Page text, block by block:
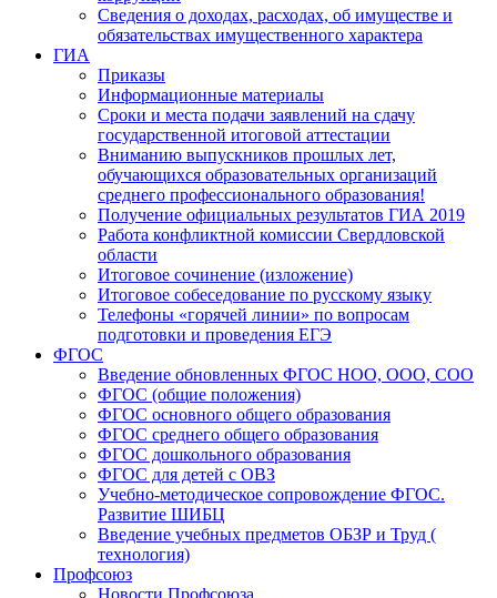
Сведения о доходах, расходах, об имуществе и
обязательствах имущественного характера
ГИА
Приказы
Информационные материалы
Сроки и места подачи заявлений на сдачу
государственной итоговой аттестации
Вниманию выпускников прошлых лет,
обучающихся образовательных организаций
среднего профессионального образования!
Получение официальных результатов ГИА 2019
Работа конфликтной комиссии Свердловской
области
Итоговое сочинение (изложение)
Итоговое собеседование по русскому языку
Телефоны «горячей линии» по вопросам
подготовки и проведения ЕГЭ
ФГОС
Введение обновленных ФГОС НОО, ООО, СОО
ФГОС (общие положения)
ФГОС основного общего образования
ФГОС среднего общего образования
ФГОС дошкольного образования
ФГОС для детей с ОВЗ
Учебно-методическое сопровождение ФГОС.
Развитие ШИБЦ
Введение учебных предметов ОБЗР и Труд (
технология)
Профсоюз
Новости Профсоюза